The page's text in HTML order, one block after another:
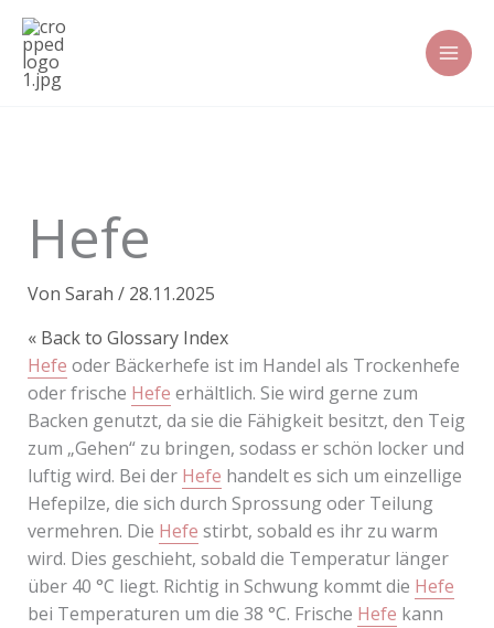
Zum
Inhalt
springen
Hefe
Von Sarah / 28.11.2025
« Back to Glossary Index
Hefe oder Bäckerhefe ist im Handel als Trockenhefe
oder frische Hefe erhältlich. Sie wird gerne zum
Backen genutzt, da sie die Fähigkeit besitzt, den Teig
zum „Gehen“ zu bringen, sodass er schön locker und
luftig wird. Bei der Hefe handelt es sich um einzellige
Hefepilze, die sich durch Sprossung oder Teilung
vermehren. Die Hefe stirbt, sobald es ihr zu warm
wird. Dies geschieht, sobald die Temperatur länger
über 40 °C liegt. Richtig in Schwung kommt die Hefe
bei Temperaturen um die 38 °C. Frische Hefe kann